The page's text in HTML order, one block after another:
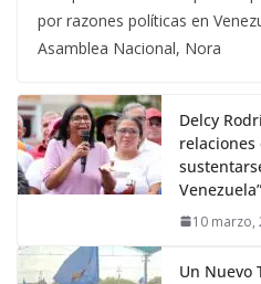
por razones políticas en
Asamblea Nacional, Nora
Delcy
relaciones
Venezuela”
10 marzo,
Un Nuevo